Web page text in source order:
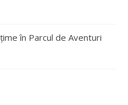
în Parcul de Aventuri